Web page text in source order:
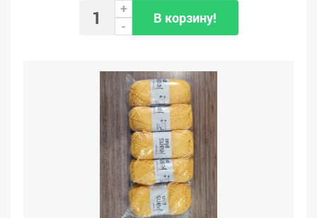
+
-
В корзину!